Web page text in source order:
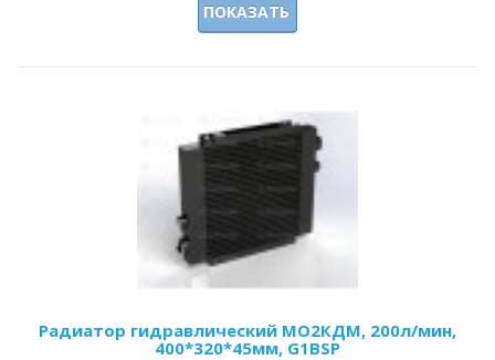
ПОКАЗАТЬ
Радиатор гидравлический МО2КДМ, 200л/мин,
400*320*45мм, G1BSP